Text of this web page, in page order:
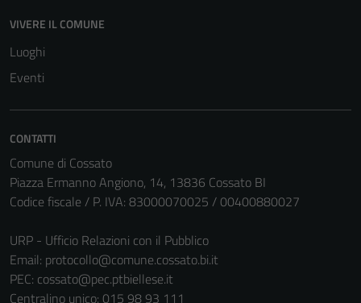
VIVERE IL COMUNE
Luoghi
Eventi
CONTATTI
Comune di Cossato
Piazza Ermanno Angiono, 14, 13836 Cossato BI
Codice fiscale / P. IVA: 83000070025 / 00400880027
URP - Ufficio Relazioni con il Pubblico
Email: protocollo@comune.cossato.bi.it
PEC: cossato@pec.ptbiellese.it
Centralino unico: 015 98 93 111